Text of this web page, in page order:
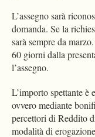
L’assegno sarà
domanda. Se la
sarà sempre da
60 giorni dalla
l’assegno.
L’importo spettante è
ovvero mediante
percettori di Reddito
modalità di